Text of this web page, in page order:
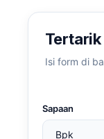
Isi form di
Sapaan